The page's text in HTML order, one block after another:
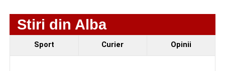
Facebook Messenger WhatsApp Email
Stiri din Alba
Sport Curier Opinii